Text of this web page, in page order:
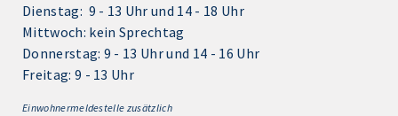
Dienstag: 9 - 13 Uhr und 14 - 18 Uhr
Mittwoch: kein Sprechtag
Donnerstag: 9 - 13 Uhr und 14 - 16 Uhr
Freitag: 9 - 13 Uhr
Einwohnermeldestelle zusätzlich